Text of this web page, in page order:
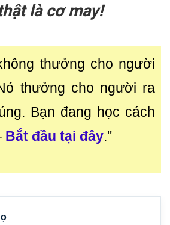
là cơ may!
thưởng cho người
thưởng cho người ra
Bạn đang học cách
Bắt đầu tại đây."